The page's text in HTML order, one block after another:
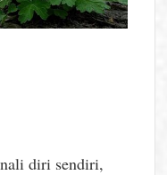
diri sendiri,